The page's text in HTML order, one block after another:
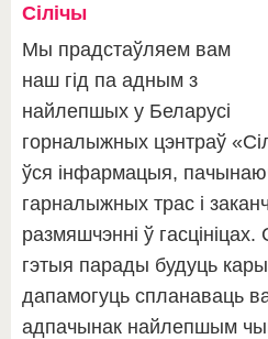
Сілічы
Мы прадстаўляем вам
наш гід па адным з
найлепшых у Беларусі
горналыжных цэнтраў
ўся інфармацыя,
гарналыжных трас і
размяшчэнні ў
гэтыя парады будуць
дапамогуць спланаваць
адпачынак найлепшым